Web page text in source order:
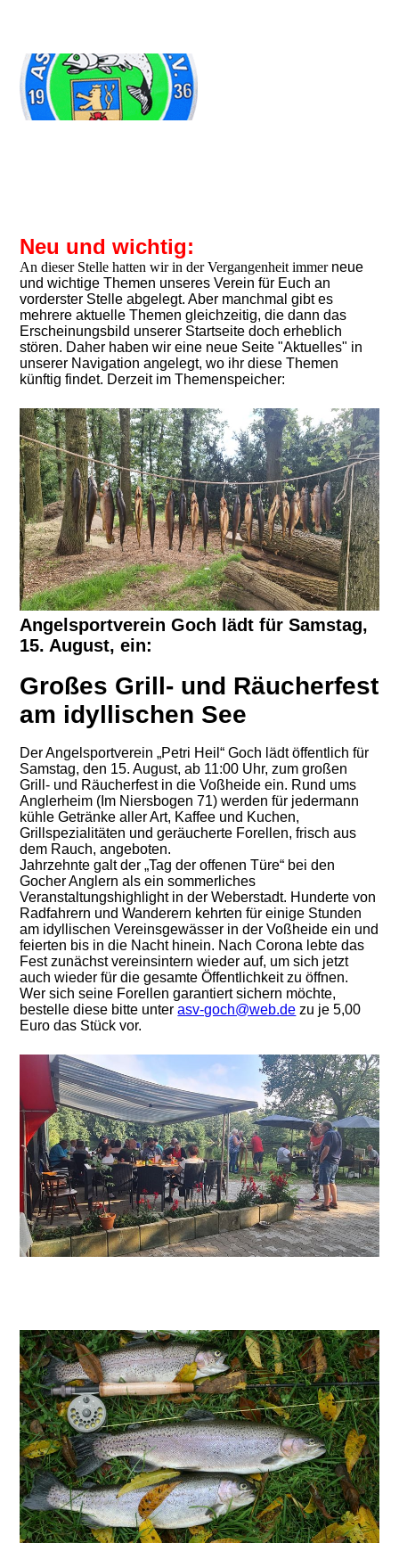
Neu und wichtig:
An dieser Stelle hatten wir in der Vergangenheit immer neue
und wichtige Themen unseres Verein für Euch an
vorderster Stelle abgelegt. Aber manchmal gibt es
mehrere aktuelle Themen gleichzeitig, die dann das
Erscheinungsbild unserer Startseite doch erheblich
stören. Daher haben wir eine neue Seite "Aktuelles" in
unserer Navigation angelegt, wo ihr diese Themen
künftig findet. Derzeit im Themenspeicher:
Angelsportverein Goch lädt für Samstag,
15. August, ein:
Großes Grill- und Räucherfest
am idyllischen See
Der Angelsportverein „Petri Heil“ Goch lädt öffentlich für
Samstag, den 15. August, ab 11:00 Uhr, zum großen
Grill- und Räucherfest in die Voßheide ein. Rund ums
Anglerheim (Im Niersbogen 71) werden für jedermann
kühle Getränke aller Art, Kaffee und Kuchen,
Grillspezialitäten und geräucherte Forellen, frisch aus
dem Rauch, angeboten.
Jahrzehnte galt der „Tag der offenen Türe“ bei den
Gocher Anglern als ein sommerliches
Veranstaltungshighlight in der Weberstadt. Hunderte von
Radfahrern und Wanderern kehrten für einige Stunden
am idyllischen Vereinsgewässer in der Voßheide ein und
feierten bis in die Nacht hinein. Nach Corona lebte das
Fest zunächst vereinsintern wieder auf, um sich jetzt
auch wieder für die gesamte Öffentlichkeit zu öffnen.
Wer sich seine Forellen garantiert sichern möchte,
bestelle diese bitte unterasv-goch@web.de zu je 5,00
Euro das Stück vor.